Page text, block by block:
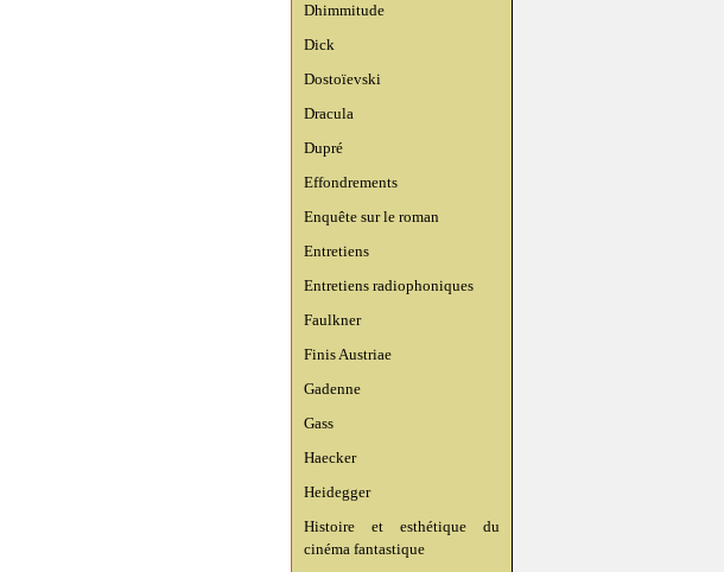
Dhimmitude
Dick
Dostoïevski
Dracula
Dupré
Effondrements
Enquête sur le roman
Entretiens
Entretiens radiophoniques
Faulkner
Finis Austriae
Gadenne
Gass
Haecker
Heidegger
Histoire et esthétique du
cinéma fantastique